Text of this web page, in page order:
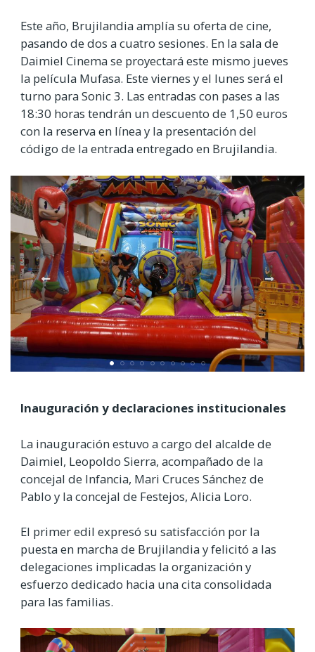
Este año, Brujilandia amplía su oferta de cine,
pasando de dos a cuatro sesiones. En la sala de
Daimiel Cinema se proyectará este mismo jueves
la película Mufasa. Este viernes y el lunes será el
turno para Sonic 3. Las entradas con pases a las
18:30 horas tendrán un descuento de 1,50 euros
con la reserva en línea y la presentación del
código de la entrada entregado en Brujilandia.
Inauguración y declaraciones institucionales
La inauguración estuvo a cargo del alcalde de
Daimiel, Leopoldo Sierra, acompañado de la
concejal de Infancia, Mari Cruces Sánchez de
Pablo y la concejal de Festejos, Alicia Loro.
El primer edil expresó su satisfacción por la
puesta en marcha de Brujilandia y felicitó a las
delegaciones implicadas la organización y
esfuerzo dedicado hacia una cita consolidada
para las familias.